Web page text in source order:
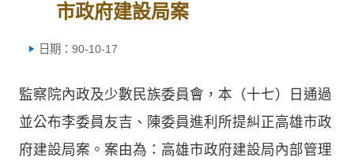
市政府建設局案
日期：90-10-17
監察院內政及少數民族委員會，本（十七）日通過
並公布李委員友吉、陳委員進利所提糾正高雄市政
府建設局案。案由為：高雄市政府建設局內部管理